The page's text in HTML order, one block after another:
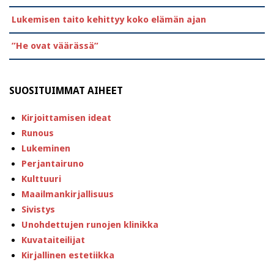
Lukemisen taito kehittyy koko elämän ajan
”He ovat väärässä”
SUOSITUIMMAT AIHEET
Kirjoittamisen ideat
Runous
Lukeminen
Perjantairuno
Kulttuuri
Maailmankirjallisuus
Sivistys
Unohdettujen runojen klinikka
Kuvataiteilijat
Kirjallinen estetiikka